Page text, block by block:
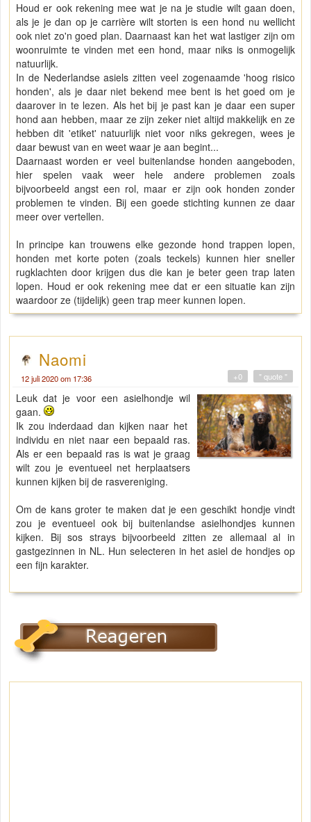
Houd er ook rekening mee wat je na je studie wilt gaan doen,
als je je dan op je carrière wilt storten is een hond nu wellicht
ook niet zo'n goed plan. Daarnaast kan het wat lastiger zijn om
woonruimte te vinden met een hond, maar niks is onmogelijk
natuurlijk.
In de Nederlandse asiels zitten veel zogenaamde 'hoog risico
honden', als je daar niet bekend mee bent is het goed om je
daarover in te lezen. Als het bij je past kan je daar een super
hond aan hebben, maar ze zijn zeker niet altijd makkelijk en ze
hebben dit 'etiket' natuurlijk niet voor niks gekregen, wees je
daar bewust van en weet waar je aan begint...
Daarnaast worden er veel buitenlandse honden aangeboden,
hier spelen vaak weer hele andere problemen zoals
bijvoorbeeld angst een rol, maar er zijn ook honden zonder
problemen te vinden. Bij een goede stichting kunnen ze daar
meer over vertellen.
In principe kan trouwens elke gezonde hond trappen lopen,
honden met korte poten (zoals teckels) kunnen hier sneller
rugklachten door krijgen dus die kan je beter geen trap laten
lopen. Houd er ook rekening mee dat er een situatie kan zijn
waardoor ze (tijdelijk) geen trap meer kunnen lopen.
Naomi
12 juli 2020 om 17:36 " quote "
+0
Leuk dat je voor een asielhondje wil
gaan.
Ik zou inderdaad dan kijken naar het
individu en niet naar een bepaald ras.
Als er een bepaald ras is wat je graag
wilt zou je eventueel net herplaatsers
kunnen kijken bij de rasvereniging.
Om de kans groter te maken dat je een geschikt hondje vindt
zou je eventueel ook bij buitenlandse asielhondjes kunnen
kijken. Bij sos strays bijvoorbeeld zitten ze allemaal al in
gastgezinnen in NL. Hun selecteren in het asiel de hondjes op
een fijn karakter.